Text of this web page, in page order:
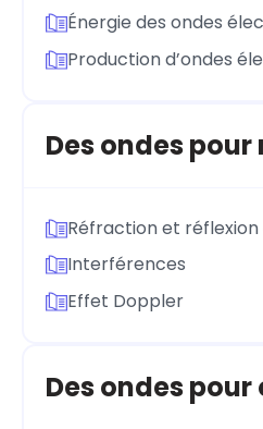
Énergie des ondes
Production d’ondes
Des ondes
Réfraction et réflexion
Interférences
Effet Doppler
Des ondes